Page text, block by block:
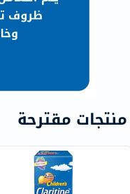
منتجات مقترحة